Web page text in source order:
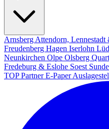
Arnsberg Attendorn,
Freudenberg Hagen Iserlohn
Neunkirchen Olpe Olsberg
Fredeburg & Eslohe Soest
TOP PartnerE-Paper